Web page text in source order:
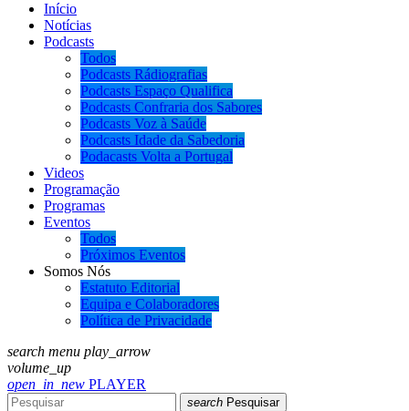
Início
Notícias
Podcasts
Todos
Podcasts Rádiografias
Podcasts Espaço Qualifica
Podcasts Confraria dos Sabores
Podcasts Voz à Saúde
Podcasts Idade da Sabedoria
Podacasts Volta a Portugal
Videos
Programação
Programas
Eventos
Todos
Próximos Eventos
Somos Nós
Estatuto Editorial
Equipa e Colaboradores
Política de Privacidade
search menu play_arrow
volume_up
open_in_new PLAYER
search Pesquisar